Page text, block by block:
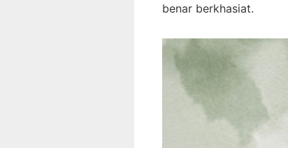
benar berkhasiat.